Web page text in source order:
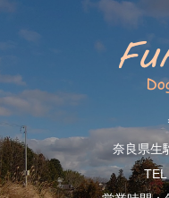
奈良県生